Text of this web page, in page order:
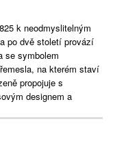
k neodmyslitelným
po dvě století provází
se symbolem
na kterém staví
propojuje s
designem a